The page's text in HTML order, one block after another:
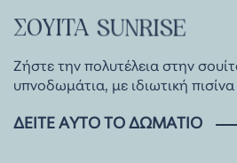
ΣΟΥΊΤΑ SUNRISE
Ζήστε την πολυτέλεια στην
υπνοδωμάτια, με ιδιωτική
ΔΕΊΤΕ ΑΥΤΌ ΤΟ ΔΩΜΆΤΙΟ